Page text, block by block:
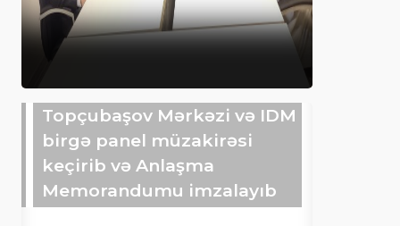
Topçubaşov Mərkəzi və IDM
birgə panel müzakirəsi
keçirib və Anlaşma
Memorandumu imzalayıb